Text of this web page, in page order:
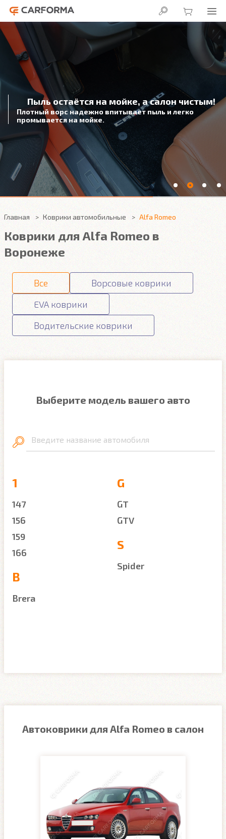
Главная Коврики автомобильные Alfa Romeo
Коврики для Alfa Romeo в
Воронеже
Все
Ворсовые коврики
EVA коврики
Водительские коврики
Выберите модель вашего авто
Введите название автомобиля
1
147
156
159
166
B
Brera
G
GT
GTV
S
Spider
Автоковрики для Alfa Romeo в салон